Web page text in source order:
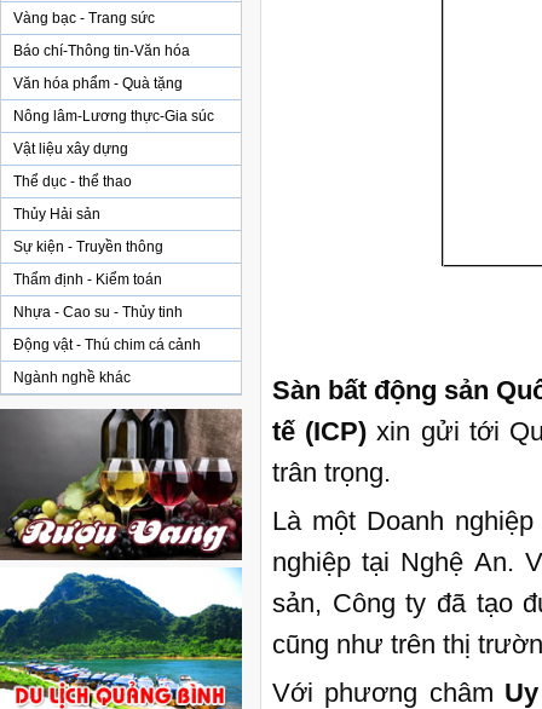
Vàng bạc - Trang sức
Báo chí-Thông tin-Văn hóa
Văn hóa phẩm - Quà tặng
Nông lâm-Lương thực-Gia súc
Vật liệu xây dựng
Thể dục - thể thao
Thủy Hải sản
Sự kiện - Truyền thông
Thẩm định - Kiểm toán
Nhựa - Cao su - Thủy tinh
Động vật - Thú chim cá cảnh
Ngành nghề khác
Sàn bất động sản
tế (ICP) xin gửi tới
trân trọng.
Là một Doanh
nghiệp tại Nghệ An.
sản, Công ty đã tạo
cũng như trên thị
Với phương châm